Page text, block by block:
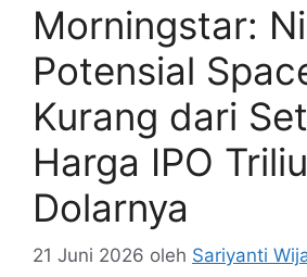
Morningstar:
Potensial
Kurang dari
Harga IPO
Dolarnya
21 Juni 2026 oleh Sariyanti